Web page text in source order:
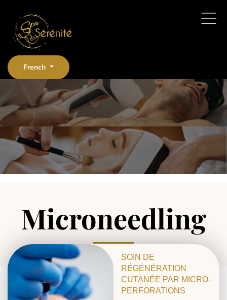
Sélectionnez votre langue
French
Microneedling
SOIN DE
RÉGÉNÉRATION
CUTANÉE PAR MICRO-
PERFORATIONS